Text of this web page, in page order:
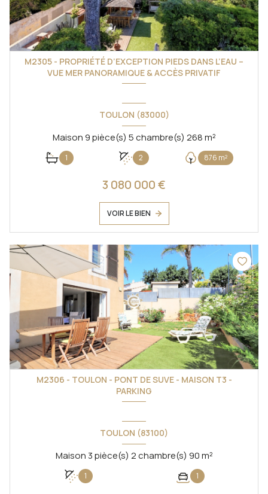
M2305 - PROPRIÉTÉ D’EXCEPTION PIEDS DANS L’EAU –
VUE MER PANORAMIQUE & ACCÈS PRIVATIF
TOULON (83000)
Maison 9 pièce(s) 5 chambre(s) 268 m²
1 2 876 m²
3 080 000 €
VOIR LE BIEN
M2306 - TOULON - PONT DE SUVE - MAISON T3 -
PARKING
TOULON (83100)
Maison 3 pièce(s) 2 chambre(s) 90 m²
1 1